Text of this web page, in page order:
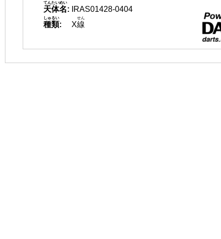
天体名
てんたいめい
:
IRAS01428-0404
種類
しゅるい
: X線
せん